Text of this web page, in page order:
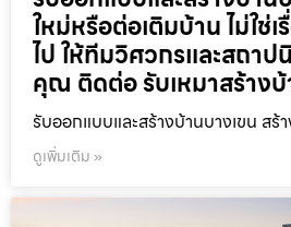
ใหม่หรือต่อเติมบ้าน ไม่ใช่
ไป ให้ทีมวิศวกรและสถาป
คุณ ติดต่อ รับเหมาสร้าง
รับออกแบบและสร้างบ้านบางเขน สร้
ดูเพิ่มเติม »